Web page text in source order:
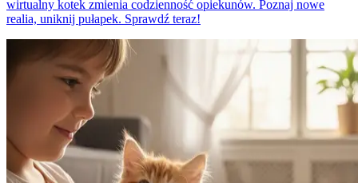
wirtualny kotek zmienia codzienność opiekunów. Poznaj nowe
realia, uniknij pułapek. Sprawdź teraz!